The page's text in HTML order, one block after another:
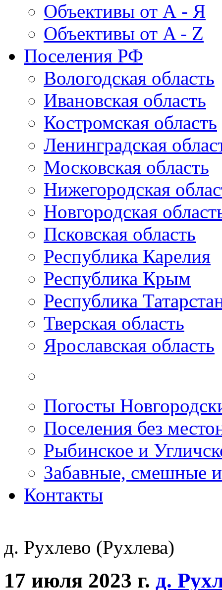
Объективы от А - Я
Объективы от A - Z
Поселения РФ
Вологодская область
Ивановская область
Костромская область
Ленинградская
Московская область
Нижегородская
Новгородская
Псковская область
Республика Карелия
Республика Крым
Республика
Тверская область
Ярославская область
Погосты
Поселения без
Рыбинское и
Забавные, смешные
Контакты
д. Рухлево (Рухлева)
17 июля 2023 г. д.